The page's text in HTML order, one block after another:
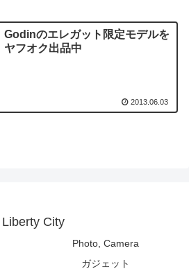
Godinのエレガット限定モデルを
ヤフオク出品中
2013.06.03
Liberty City
Photo, Camera
ガジェット